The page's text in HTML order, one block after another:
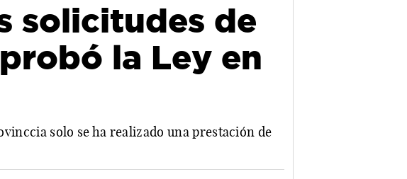
solicitudes de
la Ley en
solo se ha realizado una prestación de